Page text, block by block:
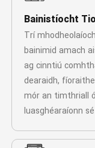
Bainistíocht
Trí
bainimid amach
ag cinntiú
dearaidh,
mór an timthriall
luasghéaraíonn